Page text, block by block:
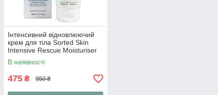
Інтенсивний відновлюючий
крем для тіла Sorted Skin
Intensive Rescue Moisturiser
100 ml
В наявності
475 ₴ 950 ₴